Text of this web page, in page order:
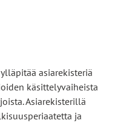
asiarekisteriä
käsittelyvaiheista
Asiarekisterillä
ja